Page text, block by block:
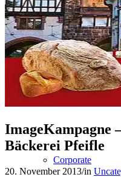
People
Corporate
ImageKampagne
Bäckerei Pfeifle
20. November 2013/in